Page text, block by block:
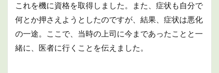
これを機に資格を取得しました。また、症状も自分で
何とか押さえようとしたのですが、結果、症状は悪化
の一途。ここで、当時の上司に今まであったことと一
緒に、医者に行くことを伝えました。